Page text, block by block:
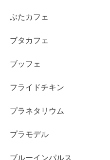
ぶたカフェ
ブタカフェ
ブッフェ
フライドチキン
プラネタリウム
プラモデル
ブルーインパルス